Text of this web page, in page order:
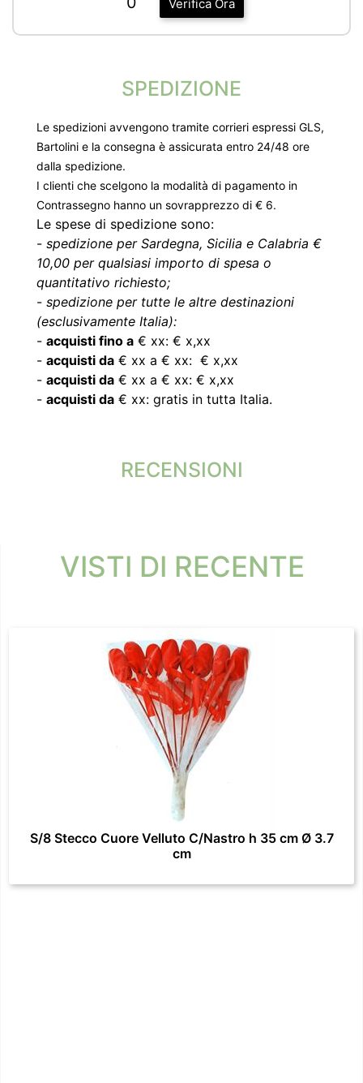
Verifica Ora
SPEDIZIONE
Le spedizioni avvengono tramite corrieri espressi GLS,
Bartolini e la consegna è assicurata entro 24/48 ore
dalla spedizione.
I clienti che scelgono la modalità di pagamento in
Contrassegno hanno un sovrapprezzo di € 6.
Le spese di spedizione sono:
- spedizione per Sardegna, Sicilia e Calabria €
10,00 per qualsiasi importo di spesa o
quantitativo richiesto;
- spedizione per tutte le altre destinazioni
(esclusivamente Italia):
- acquisti fino a € xx: € x,xx
- acquisti da € xx a € xx: € x,xx
- acquisti da € xx a € xx: € x,xx
- acquisti da € xx: gratis in tutta Italia.
RECENSIONI
VISTI DI RECENTE
S/8 Stecco Cuore Velluto C/Nastro h 35 cm Ø 3.7
cm